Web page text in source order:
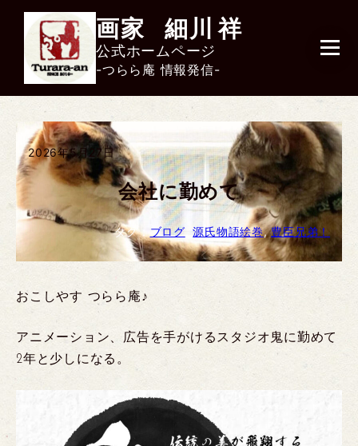
画家 細川 祥
公式ホームページ
-つらら庵 情報発信-
2026年5月27日
会社に勤めて
タグ：ブログ , 源氏物語絵巻, 豊臣兄弟！
おこしやす つらら庵♪
アニメーション、広告を手がけるスタジオ鬼に勤めて
2年と少しになる。